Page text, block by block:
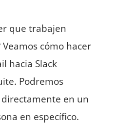
que trabajen
cómo hacer
hacia Slack
Podremos
en un
en específico.